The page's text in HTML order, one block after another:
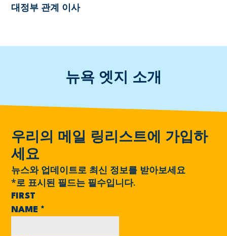
대정부 관계 이사
뉴욕 엣지 소개
우리의 메일 링리스트에 가입하
세요
뉴스와 업데이트로 최신 정보를 받아보세요
*로 표시된 필드는 필수입니다.
FIRST
NAME *